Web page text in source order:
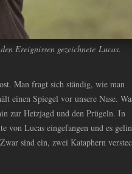
Ereignissen gezeichnete Lucas.
Man fragt sich ständig, wie man
einen Spiegel vor unsere Nase.
zur Hetzjagd und den Prügeln. In
von Lucas eingefangen und es
sind ein, zwei Kataphern